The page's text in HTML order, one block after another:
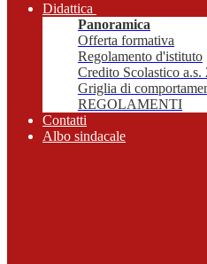
Didattica
Panoramica
Offerta formativa
Regolamento d'istituto
Credito Scolastico a.s.
Griglia di
REGOLAMENTI
Contatti
Albo sindacale